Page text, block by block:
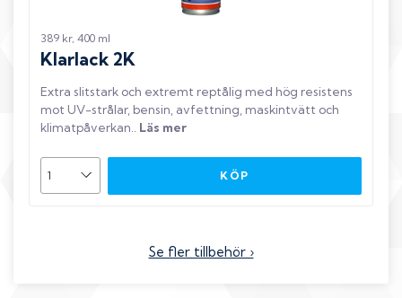
389 kr, 400 ml
Klarlack 2K
Extra slitstark och extremt reptålig med hög resistens
mot UV-strålar, bensin, avfettning, maskintvätt och
klimatpåverkan.. Läs mer
KÖP
Se fler tillbehör ›